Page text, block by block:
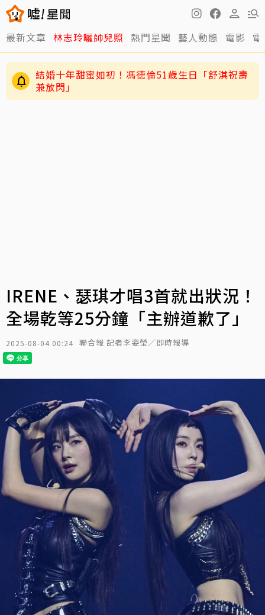
最新文章 林志玲曬帥兒照 熱門星聞 藝人動態 電影
結婚十年甜蜜如初！馮德倫51歲生日「舒淇祝壽
兼放閃」
IRENE、瑟琪才唱3首就出狀況！
全場乾等25分鐘「主辦道歉了」
2025-08-04 00:24 聯合報 記者李姿瑩／即時報導